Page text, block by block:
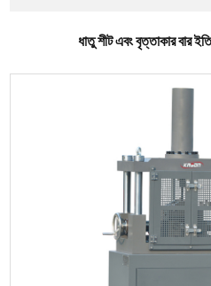
ধাতু শীট এবং বৃত্তাকার বার